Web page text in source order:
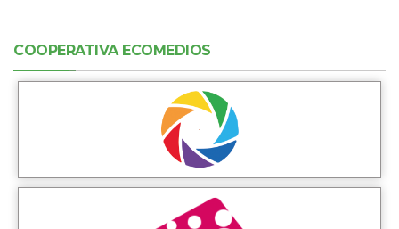
COOPERATIVA ECOMEDIOS